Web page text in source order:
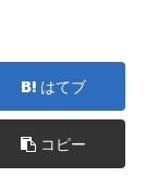
はてブ
コピー